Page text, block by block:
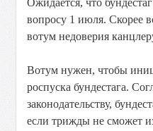
Ожидается, что
вопросу 1 июля. Скорее
вотум недоверия
Вотум нужен, чтобы
роспуска бундестага.
законодательству,
если трижды не сможет